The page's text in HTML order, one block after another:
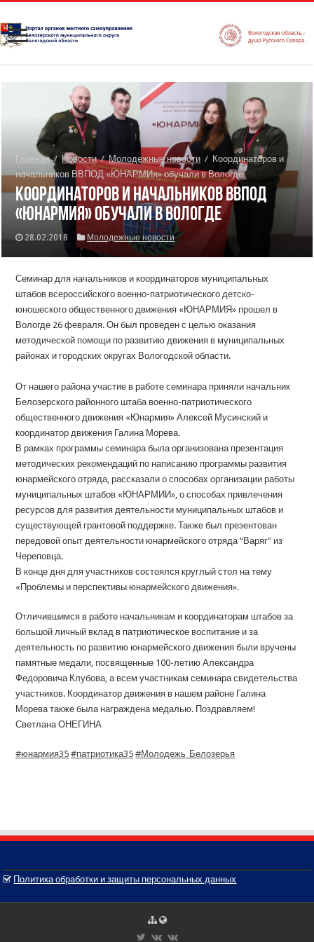
Главная / Новости / Молодежные новости / Координаторов и
начальников ВВПОД «ЮНАРМИя» обучали в Вологде
Координаторов и начальников ВВПОД
«ЮНАРМИя» обучали в Вологде
28.02.2018 Молодежные новости
Семинар для начальников и координаторов муниципальных
штабов всероссийского военно-патриотического детско-
юношеского общественного движения «ЮНАРМИЯ» прошел в
Вологде 26 февраля. Он был проведен с целью оказания
методической помощи по развитию движения в муниципальных
районах и городских округах Вологодской области.
От нашего района участие в работе семинара приняли начальник
Белозерского районного штаба военно-патриотического
общественного движения «Юнармия» Алексей Мусинский и
координатор движения Галина Морева.
В рамках программы семинара была организована презентация
методических рекомендаций по написанию программы развития
юнармейского отряда, рассказали о способах организации работы
муниципальных штабов «ЮНАРМИИ», о способах привлечения
ресурсов для развития деятельности муниципальных штабов и
существующей грантовой поддержке. Также был презентован
передовой опыт деятельности юнармейского отряда “Варяг” из
Череповца.
В конце дня для участников состоялся круглый стол на тему
«Проблемы и перспективы юнармейского движения».
Отличившимся в работе начальникам и координаторам штабов за
большой личный вклад в патриотическое воспитание и за
деятельность по развитию юнармейского движения были вручены
памятные медали, посвященные 100-летию Александра
Федоровича Клубова, а всем участникам семинара свидетельства
участников. Координатор движения в нашем районе Галина
Морева также была награждена медалью. Поздравляем!
Светлана ОНЕГИНА
#юнармия35 #патриотика35 #Молодежь_Белозерья
Политика обработки и защиты персональных данных